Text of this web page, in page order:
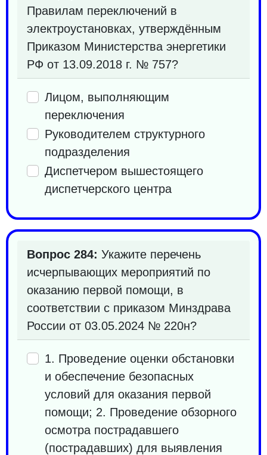
Правилам переключений в
электроустановках, утверждённым
Приказом Министерства энергетики
РФ от 13.09.2018 г. № 757?
Лицом, выполняющим
переключения
Руководителем структурного
подразделения
Диспетчером вышестоящего
диспетчерского центра
Вопрос 284: Укажите перечень
исчерпывающих мероприятий по
оказанию первой помощи, в
соответствии с приказом Минздрава
России от 03.05.2024 № 220н?
1. Проведение оценки обстановки
и обеспечение безопасных
условий для оказания первой
помощи; 2. Проведение обзорного
осмотра пострадавшего
(пострадавших) для выявления